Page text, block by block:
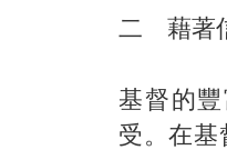
二 藉著
基督的
受。在基